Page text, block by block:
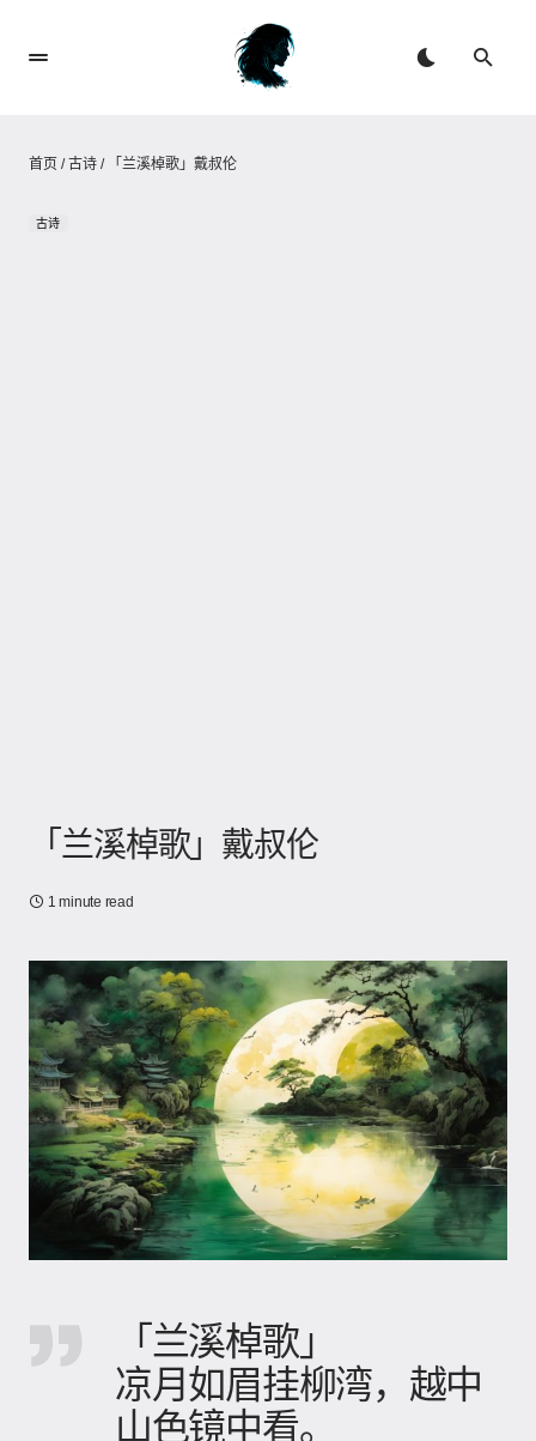
首页 /古诗 / 「兰溪棹歌」戴叔伦
古诗
「兰溪棹歌」戴叔伦
1 minute read
「兰溪棹歌」
凉月如眉挂柳湾，越中
山色镜中看。